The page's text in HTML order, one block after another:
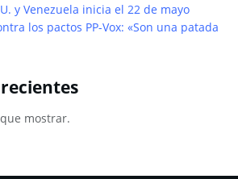
y Venezuela inicia el 22 de mayo
los pactos PP-Vox: «Son una patada
mostrar.